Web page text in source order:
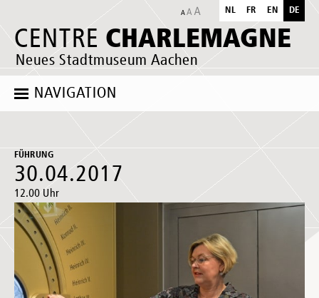
CENTRE CHARLEMAGNE
Neues Stadtmuseum Aachen
NL FR EN DE
NAVIGATION
FÜHRUNG
30.04.2017
12.00 Uhr